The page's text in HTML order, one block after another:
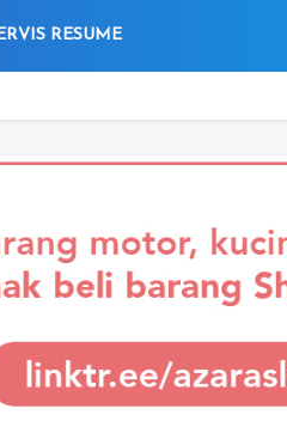
RESUME